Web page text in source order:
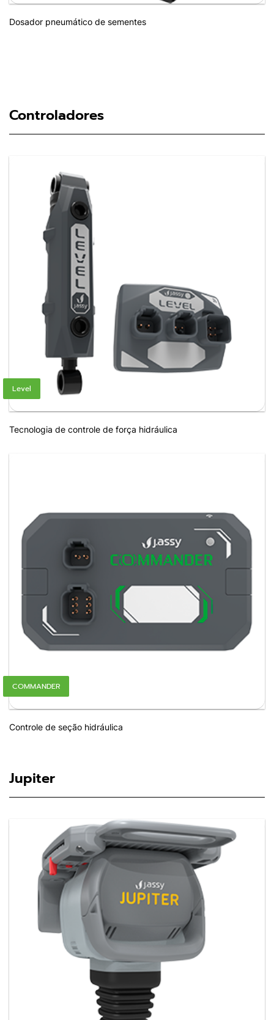
Dosador pneumático de sementes
Controladores
Level
Tecnologia de controle de força hidráulica
COMMANDER
Controle de seção hidráulica
Jupiter